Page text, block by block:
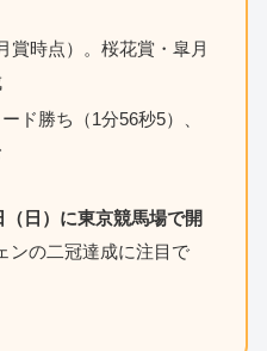
賞時点）。桜花賞・皐月
ド勝ち（1分56秒5）、
（日）に東京競馬場で開
ンの二冠達成に注目で